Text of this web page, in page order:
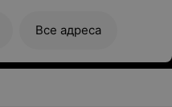
готовы пришло
посмотреть в
Все адреса